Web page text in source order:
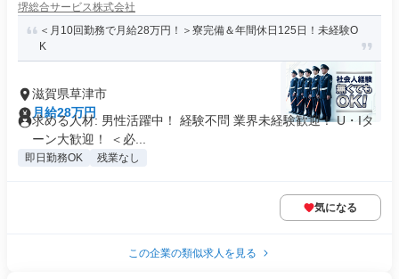
堺総合サービス株式会社
＜月10回勤務で月給28万円！＞寮完備＆年間休日125日！未経験O
K
滋賀県草津市
月給28万円
求める人材: 男性活躍中！ 経験不問 業界未経験歓迎！ U・Iタ
ーン大歓迎！ ＜必...
即日勤務OK 残業なし
気になる
この企業の類似求人を見る